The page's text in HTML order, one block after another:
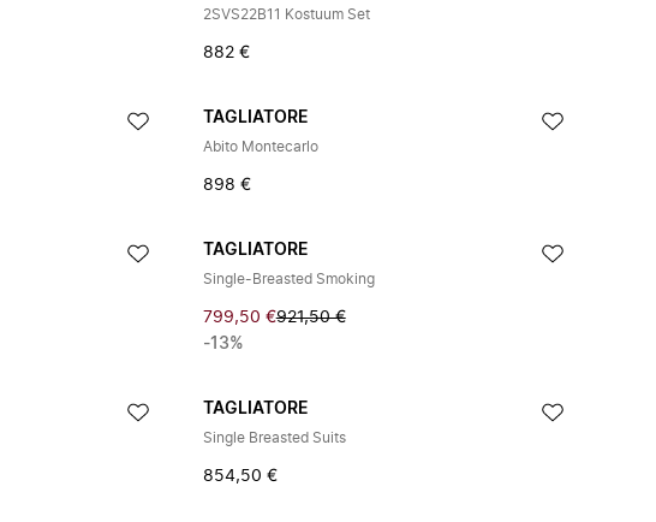
2SVS22B11 Kostuum Set
882 €
TAGLIATORE
Abito Montecarlo
898 €
TAGLIATORE
Single-Breasted Smoking
799,50 €921,50 €
-13%
TAGLIATORE
Single Breasted Suits
854,50 €